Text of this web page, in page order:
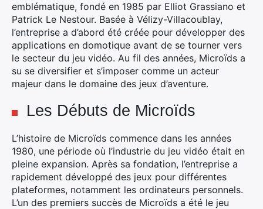
emblématique, fondé en 1985 par Elliot Grassiano et
Patrick Le Nestour. Basée à Vélizy-Villacoublay,
l’entreprise a d’abord été créée pour développer des
applications en domotique avant de se tourner vers
le secteur du jeu vidéo. Au fil des années, Microïds a
su se diversifier et s’imposer comme un acteur
majeur dans le domaine des jeux d’aventure.
Les Débuts de Microïds
L’histoire de Microïds commence dans les années
1980, une période où l’industrie du jeu vidéo était en
pleine expansion. Après sa fondation, l’entreprise a
rapidement développé des jeux pour différentes
plateformes, notamment les ordinateurs personnels.
L’un des premiers succès de Microïds a été le jeu